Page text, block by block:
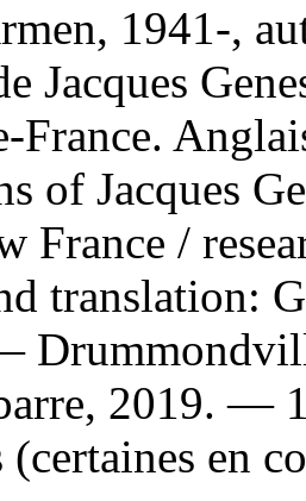
1941-,
Jacques
France.
of Jacques
France /
translation:
2019. —
en